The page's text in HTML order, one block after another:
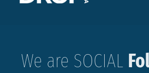
We are SOCIAL